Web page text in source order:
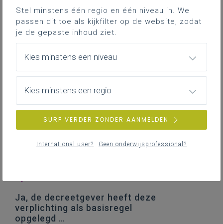
Downloads
Moet je een LOC oprichten? Hoe is
dat LOC samengesteld? Waarvoor is
rechten/plichten hebben de
vertegenwoordigers?
Oprichting
Ja, de decreetgever heeft deze
verplichting als basisregel
opgelegd …
Stel minstens één regio en één niveau in. We
passen dit toe als kijkfilter op de website, zodat
je de gepaste inhoud ziet.
Kies minstens een niveau
Kies minstens een regio
SURF VERDER ZONDER AANMELDEN
International user? Geen onderwijsprofessional?